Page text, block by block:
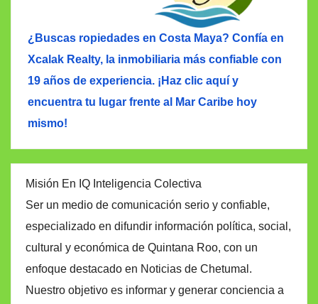
¿Buscas ropiedades en Costa Maya? Confía en
Xcalak Realty, la inmobiliaria más confiable con
19 años de experiencia. ¡Haz clic aquí y
encuentra tu lugar frente al Mar Caribe hoy
mismo!
Misión En IQ Inteligencia Colectiva
Ser un medio de comunicación serio y confiable,
especializado en difundir información política, social,
cultural y económica de Quintana Roo, con un
enfoque destacado en Noticias de Chetumal.
Nuestro objetivo es informar y generar conciencia a